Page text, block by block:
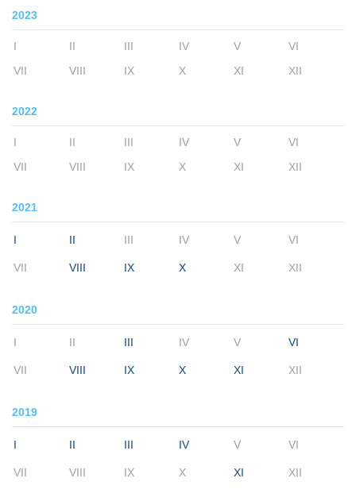
2023
I II III IV V
VI
VII
VIII IX X XI XII
2022
I II III IV V
VI
VII
VIII IX X XI XII
2021
I II III IV V VI
VII VIII IX X XI XII
2020
I II III IV V VI
VII VIII IX X XI XII
2019
I II III IV V VI
VII VIII IX X XI XII